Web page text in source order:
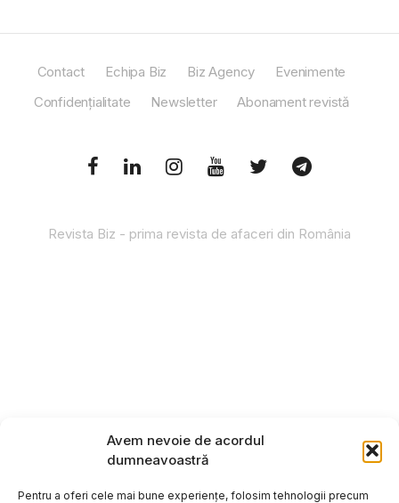
Avem nevoie de acordul
dumneavoastră
Pentru a oferi cele mai bune experiențe, folosim tehnologii precum
Contact Echipa Biz Biz Agency
Evenimente
Confidențialitate
Newsletter Abonament revistă
Revista Biz - prima revista de afaceri din România